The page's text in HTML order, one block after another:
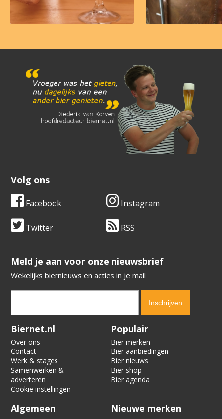
Volg ons
Facebook Instagram
Twitter RSS
​​​​​​​Meld je aan voor onze nieuwsbrief
Wekelijks biernieuws en acties in je mail
Verification code:
Biernet.nl
Over ons
Contact
Werk & stages
Samenwerken &
adverteren
Cookie instellingen
Populair
Bier merken
Bier aanbiedingen
Bier nieuws
Bier shop
Bier agenda
Algemeen Nieuwe merken